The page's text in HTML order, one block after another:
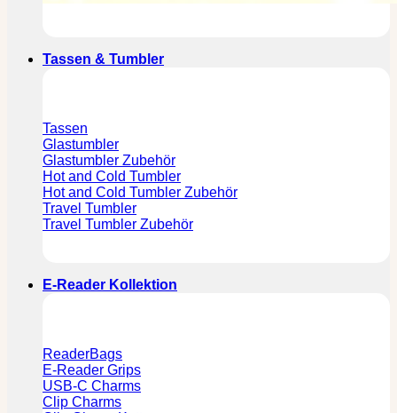
Tassen & Tumbler
Tassen
Glastumbler
Glastumbler Zubehör
Hot and Cold Tumbler
Hot and Cold Tumbler Zubehör
Travel Tumbler
Travel Tumbler Zubehör
E-Reader Kollektion
ReaderBags
E-Reader Grips
USB-C Charms
Clip Charms